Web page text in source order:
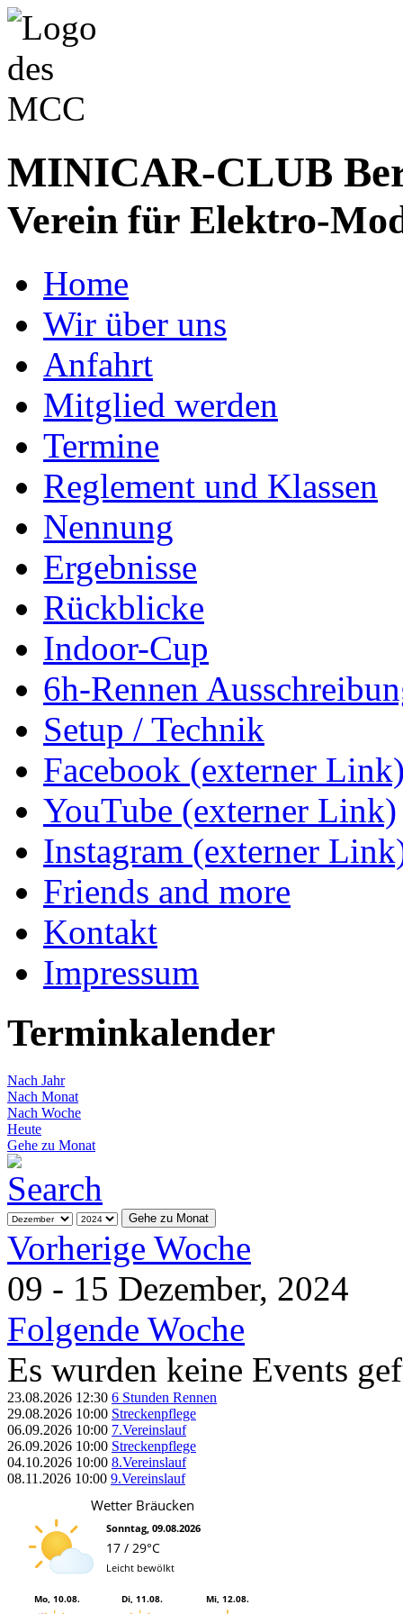
MINICAR-CLUB
Verein für Elektro-
Home
Wir über uns
Anfahrt
Mitglied werden
Termine
Reglement und Klassen
Nennung
Ergebnisse
Rückblicke
Indoor-Cup
6h-Rennen
Setup / Technik
Facebook (externer
YouTube (externer Link)
Instagram (externer
Friends and more
Kontakt
Impressum
Terminkalender
Nach Jahr
Nach Monat
Nach Woche
Heute
Gehe zu Monat
Gehe zu Monat
Vorherige Woche
09 - 15 Dezember, 2024
Folgende Woche
Es wurden keine Events
23.08.2026 12:30 6 Stunden Rennen
29.08.2026 10:00 Streckenpflege
06.09.2026 10:00 7.Vereinslauf
26.09.2026 10:00 Streckenpflege
04.10.2026 10:00 8.Vereinslauf
08.11.2026 10:00 9.Vereinslauf
Wetter Bräucken
Sonntag, 09.08.2026
17 / 29°C
Leicht bewölkt
Mo, 10.08. Di, 11.08. Mi, 12.08.